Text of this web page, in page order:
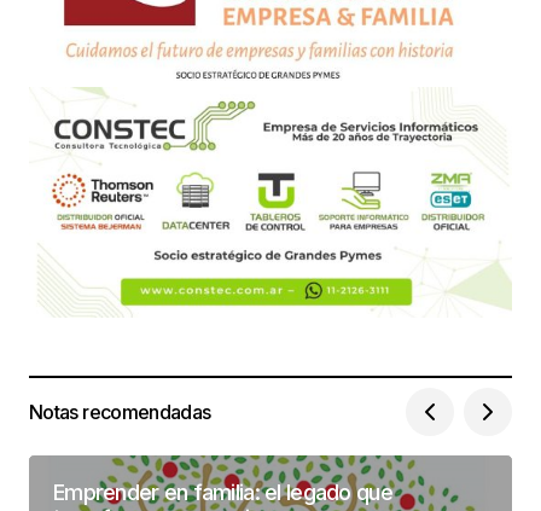
Notas recomendadas
Emprender en familia: el legado que